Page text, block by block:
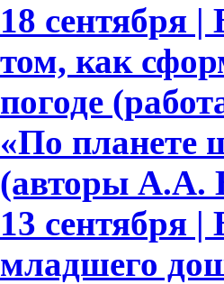
18 сентября
том, как
погоде
«По планете
(авторы А.А.
13 сентября |
младшего